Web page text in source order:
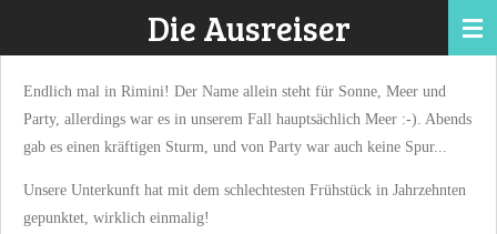
Die Ausreiser
Endlich mal in Rimini! Der Name allein steht für Sonne, Meer und
Party, allerdings war es in unserem Fall hauptsächlich Meer :-). Abends
gab es einen kräftigen Sturm, und von Party war auch keine Spur...
Unsere Unterkunft hat mit dem schlechtesten Frühstück in Jahrzehnten
gepunktet, wirklich einmalig!